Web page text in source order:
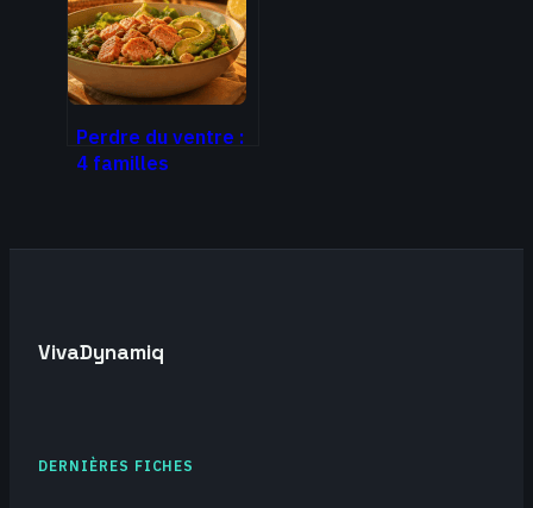
le cercle vicieux du
stress
Perdre du ventre :
4 familles
VivaDynamiq
DERNIÈRES FICHES